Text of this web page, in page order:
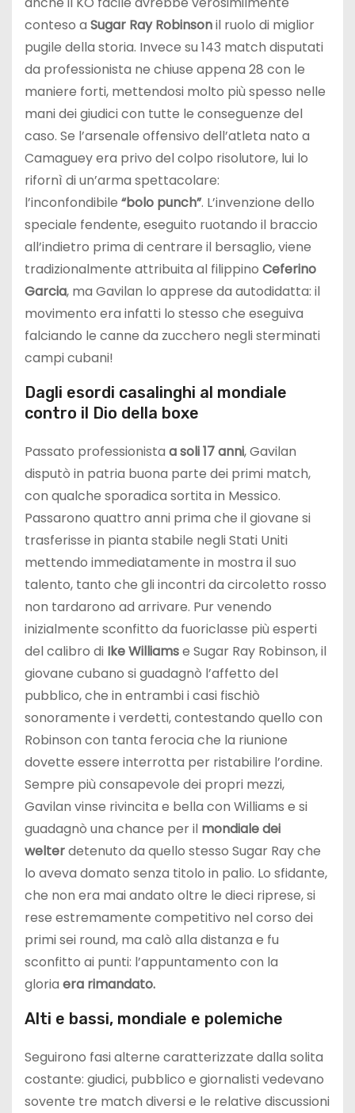
conteso a Sugar Ray Robinsonil ruolo di miglior
pugile della storia. Invece su 143 match disputati
da professionista ne chiuse appena 28 con le
maniere forti, mettendosi molto più spesso nelle
mani dei giudici con tutte le conseguenze del
caso. Se l’arsenale offensivo dell’atleta nato a
Camaguey era privo del colpo risolutore, lui lo
rifornì di un’arma spettacolare:
l’inconfondibile “bolo punch”. L’invenzione dello
speciale fendente, eseguito ruotando il braccio
all’indietro prima di centrare il bersaglio, viene
tradizionalmente attribuita al filippino Ceferino
Garcia, ma Gavilan lo apprese da autodidatta: il
movimento era infatti lo stesso che eseguiva
falciando le canne da zucchero negli sterminati
campi cubani!
Dagli esordi casalinghi al mondiale
contro il Dio della boxe
Passato professionista a soli 17 anni, Gavilan
disputò in patria buona parte dei primi match,
con qualche sporadica sortita in Messico.
Passarono quattro anni prima che il giovane si
trasferisse in pianta stabile negli Stati Uniti
mettendo immediatamente in mostra il suo
talento, tanto che gli incontri da circoletto rosso
non tardarono ad arrivare. Pur venendo
inizialmente sconfitto da fuoriclasse più esperti
del calibro di Ike Williamse Sugar Ray Robinson, il
giovane cubano si guadagnò l’affetto del
pubblico, che in entrambi i casi fischiò
sonoramente i verdetti, contestando quello con
Robinson con tanta ferocia che la riunione
dovette essere interrotta per ristabilire l’ordine.
Sempre più consapevole dei propri mezzi,
Gavilan vinse rivincita e bella con Williams e si
guadagnò una chance per il mondiale dei
welterdetenuto da quello stesso Sugar Ray che
lo aveva domato senza titolo in palio. Lo sfidante,
che non era mai andato oltre le dieci riprese, si
rese estremamente competitivo nel corso dei
primi sei round, ma calò alla distanza e fu
sconfitto ai punti: l’appuntamento con la
gloria era rimandato.
Alti e bassi, mondiale e polemiche
Seguirono fasi alterne caratterizzate dalla solita
costante: giudici, pubblico e giornalisti vedevano
sovente tre match diversi e le relative discussioni